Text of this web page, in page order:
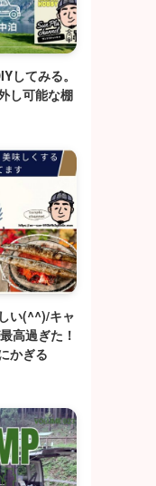
してみる。
し可能な棚
い(^^)/キャ
高過ぎた！
かぎる